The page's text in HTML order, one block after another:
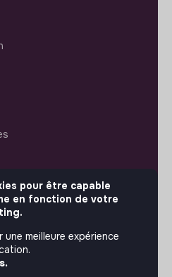
pour être capable
en fonction de votre
meilleure expérience